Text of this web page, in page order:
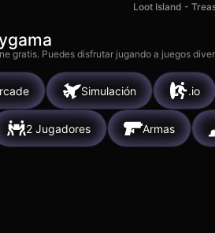
Loot Island -
gratis. Puedes disfrutar jugando a juegos
Simulación .io
2 Jugadores Armas